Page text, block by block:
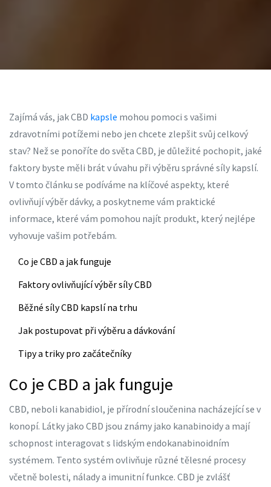
Zajímá vás, jak CBD kapsle mohou pomoci s vašimi
zdravotními potížemi nebo jen chcete zlepšit svůj celkový
stav? Než se ponoříte do světa CBD, je důležité pochopit, jaké
faktory byste měli brát v úvahu při výběru správné síly kapslí.
V tomto článku se podíváme na klíčové aspekty, které
ovlivňují výběr dávky, a poskytneme vám praktické
informace, které vám pomohou najít produkt, který nejlépe
vyhovuje vašim potřebám.
Co je CBD a jak funguje
Faktory ovlivňující výběr síly CBD
Běžné síly CBD kapslí na trhu
Jak postupovat při výběru a dávkování
Tipy a triky pro začátečníky
Co je CBD a jak funguje
CBD, neboli kanabidiol, je přírodní sloučenina nacházející se v
konopí. Látky jako CBD jsou známy jako kanabinoidy a mají
schopnost interagovat s lidským endokanabinoidním
systémem. Tento systém ovlivňuje různé tělesné procesy
včetně bolesti, nálady a imunitní funkce. CBD je zvlášť